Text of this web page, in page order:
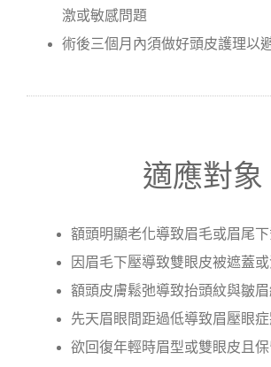
激或敏感問題
術後三個月內須做好頭皮護理以
適應對象
額頭明顯老化導致眉毛或眉尾
因眉毛下壓導致雙眼皮被遮蓋
額頭皮膚鬆弛導致抬頭紋與皺
先天眉眼間距過低導致眉壓眼
欲回復年輕時眉型或雙眼皮且